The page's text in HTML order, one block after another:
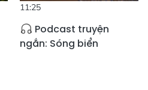
11:25
Podcast truyện
ngắn: Sóng biển